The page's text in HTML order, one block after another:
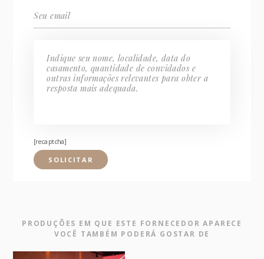
[recaptcha]
PRODUÇÕES EM QUE ESTE FORNECEDOR APARECE
VOCÊ TAMBÉM PODERÁ GOSTAR DE